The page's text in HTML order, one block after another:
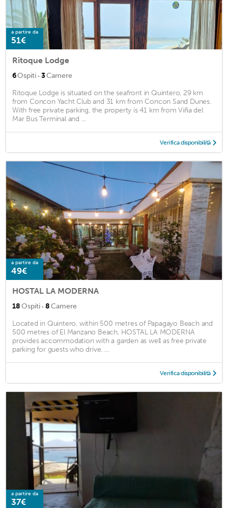
a partire da
51€
Ritoque Lodge
6Ospiti · 3Camere
Ritoque Lodge is situated on the seafront in Quintero, 29 km
from Concon Yacht Club and 31 km from Concon Sand Dunes.
With free private parking, the property is 41 km from Viña del
Mar Bus Terminal and ...
Verifica disponibilità
a partire da
49€
HOSTAL LA MODERNA
18Ospiti · 8Camere
Located in Quintero, within 500 metres of Papagayo Beach and
500 metres of El Manzano Beach, HOSTAL LA MODERNA
provides accommodation with a garden as well as free private
parking for guests who drive. ...
Verifica disponibilità
a partire da
37€